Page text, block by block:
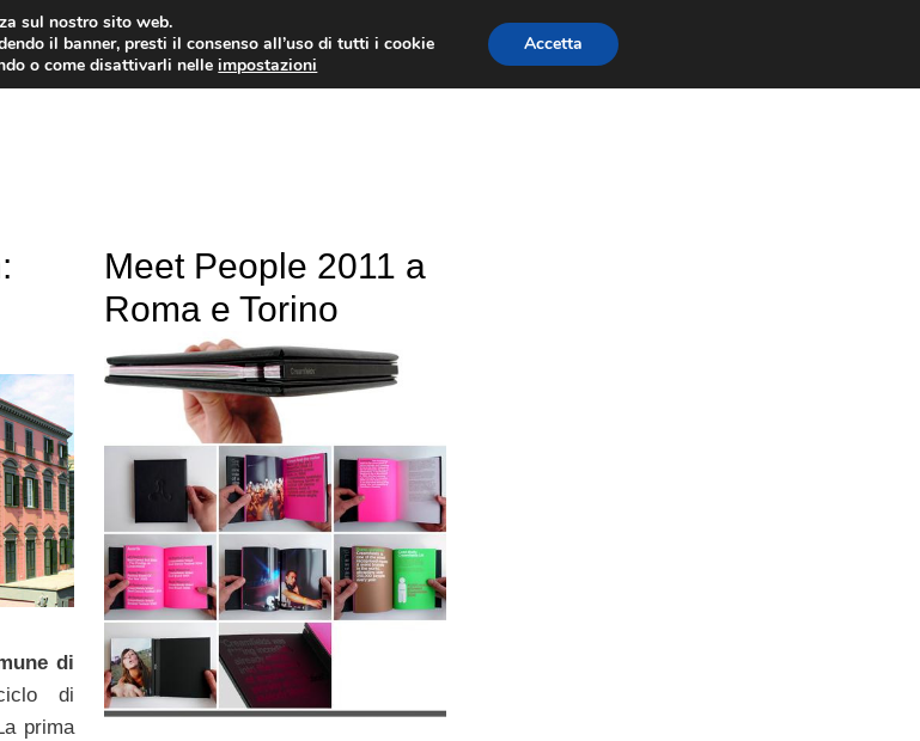
WORDPRESS INSPIRATION CONCORSI DESIGN
di
di
prima
Meet People 2011 a
Roma e Torino
sul nostro sito web.
il banner, presti il consenso all’uso di tutti i cookie
o come disattivarli nelleimpostazioni
Accetta